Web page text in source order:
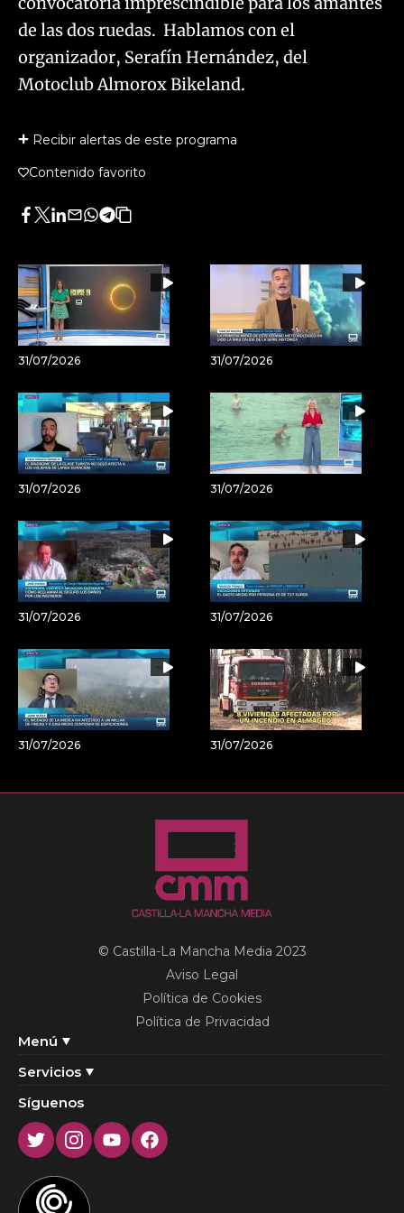
de las dos ruedas. Hablamos con el
organizador, Serafín Hernández, del
Motoclub Almorox Bikeland.
Recibir alertas de este programa
Contenido favorito
Facebook
Twitter
LinkedIn
Enviar
Whatsapp
Telegram
Copiar
artículo
31/07/2026 31/07/2026
31/07/2026 31/07/2026
31/07/2026 31/07/2026
31/07/2026 31/07/2026
Menú
Servicios
© Castilla-La Mancha Media 2023
Aviso Legal
Política de Cookies
Política de Privacidad
Síguenos
TwitterInstagram
YoutubeFacebook